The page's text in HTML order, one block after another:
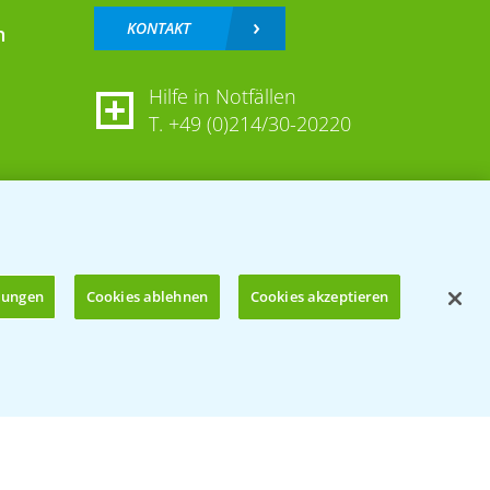
KONTAKT
Hilfe in Notfällen
T. +49 (0)214/30-20220
Cookies ablehnen Cookies akzeptieren